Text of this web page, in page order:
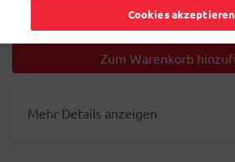
Mehr Details anzeigen
Cookies akzeptieren